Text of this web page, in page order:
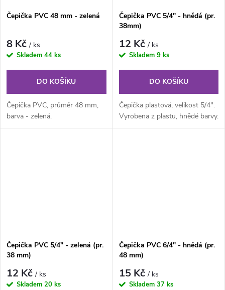
Čepička PVC 48 mm - zelená
8 Kč/ ks
Skladem 44 ks
DO KOŠÍKU
Čepička PVC, průměr 48 mm,
barva - zelená.
Čepička PVC 5/4" - hnědá (pr.
38mm)
12 Kč/ ks
Skladem 9 ks
DO KOŠÍKU
Čepička plastová, velikost 5/4".
Vyrobena z plastu, hnědé barvy.
Čepička PVC 5/4" - zelená (pr.
38 mm)
12 Kč/ ks
Skladem 20 ks
Čepička PVC 6/4" - hnědá (pr.
48 mm)
15 Kč/ ks
Skladem 37 ks